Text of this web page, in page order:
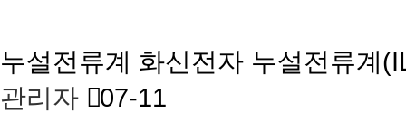
누설전류계 화신전자 누설전류계
관리자 07-11